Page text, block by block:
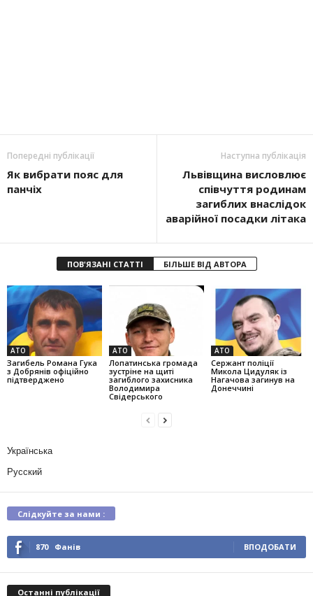
Попередні публікації
Як вибрати пояс для
панчіх
Наступна публікація
Львівщина висловлює
співчуття родинам
загиблих внаслідок
аварійної посадки літака
ПОВ'ЯЗАНІ СТАТТІ БІЛЬШЕ ВІД АВТОРА
АТО
Загибель Романа Гука
з Добрянів офіційно
підтверджено
АТО
Лопатинська громада
зустріне на щиті
загиблого захисника
Володимира
Свідерського
АТО
Сержант поліції
Микола Цидуляк із
Нагачова загинув на
Донеччині
Українська
Русский
Слідкуйте за нами :
870 Фанів ВПОДОБАТИ
Останні публікації